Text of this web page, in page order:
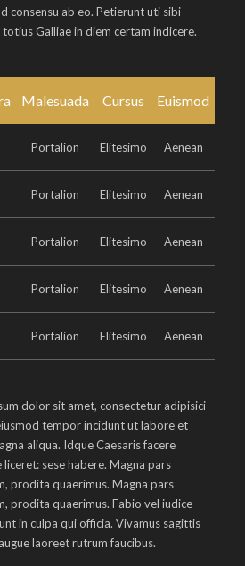
consensu ab eo. Petierunt uti sibi
totius Galliae in diem certam indicere.
Malesuada Cursus Euismod
Portalion Elitesimo Aenean
Portalion Elitesimo Aenean
Portalion Elitesimo Aenean
Portalion Elitesimo Aenean
Portalion Elitesimo Aenean
dolor sit amet, consectetur adipisici
tempor incidunt ut labore et
aliqua. Idque Caesaris facere
sese habere. Magna pars
prodita quaerimus. Magna pars
prodita quaerimus. Fabio vel iudice
in culpa qui officia. Vivamus sagittis
laoreet rutrum faucibus.